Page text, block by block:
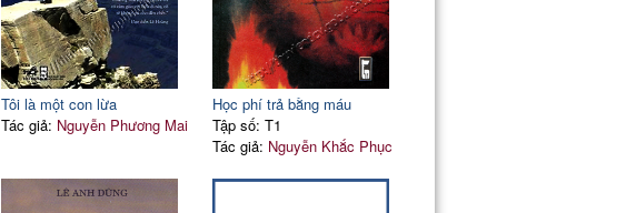
Tôi là một con lừa
Tác giả: Nguyễn Phương Mai
Học phí trả bằng máu
Tập số: T1
Tác giả: Nguyễn Khắc Phục